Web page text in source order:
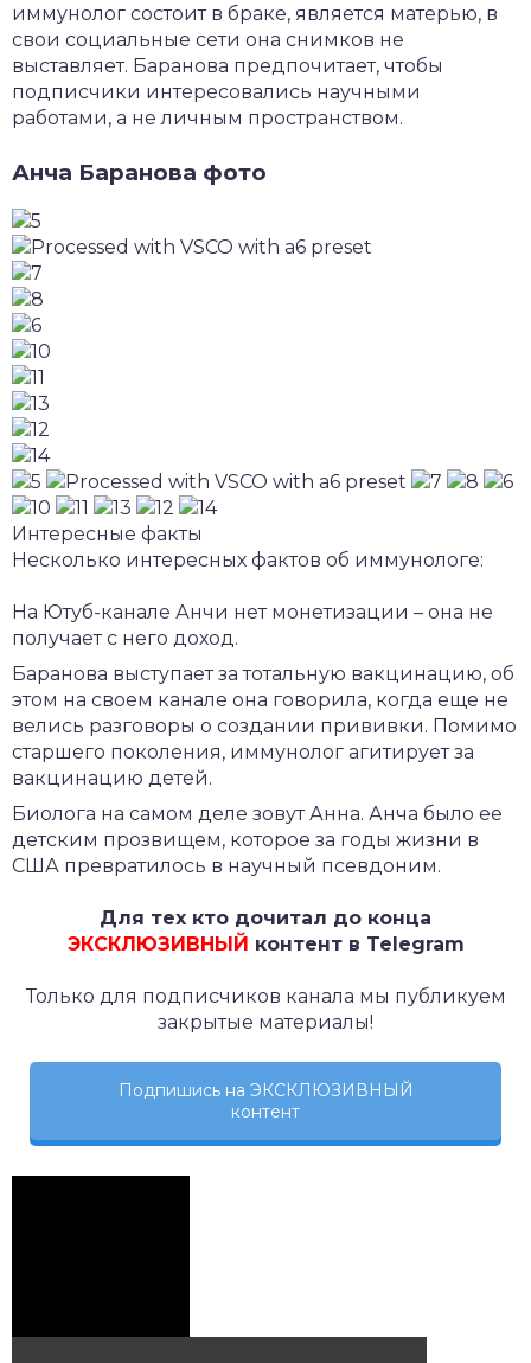
иммунолог состоит в браке, является матерью, в
свои социальные сети она снимков не
выставляет. Баранова предпочитает, чтобы
подписчики интересовались научными
работами, а не личным пространством.
Анча Баранова фото
Интересные факты
Несколько интересных фактов об иммунологе:
На Ютуб-канале Анчи нет монетизации – она не
получает с него доход.
Баранова выступает за тотальную вакцинацию, об
этом на своем канале она говорила, когда еще не
велись разговоры о создании прививки. Помимо
старшего поколения, иммунолог агитирует за
вакцинацию детей.
Биолога на самом деле зовут Анна. Анча было ее
детским прозвищем, которое за годы жизни в
США превратилось в научный псевдоним.
Для тех кто дочитал до конца
ЭКСКЛЮЗИВНЫЙ контент в Telegram
Только для подписчиков канала мы публикуем
закрытые материалы!
Подпишись на ЭКСКЛЮЗИВНЫЙ
контент